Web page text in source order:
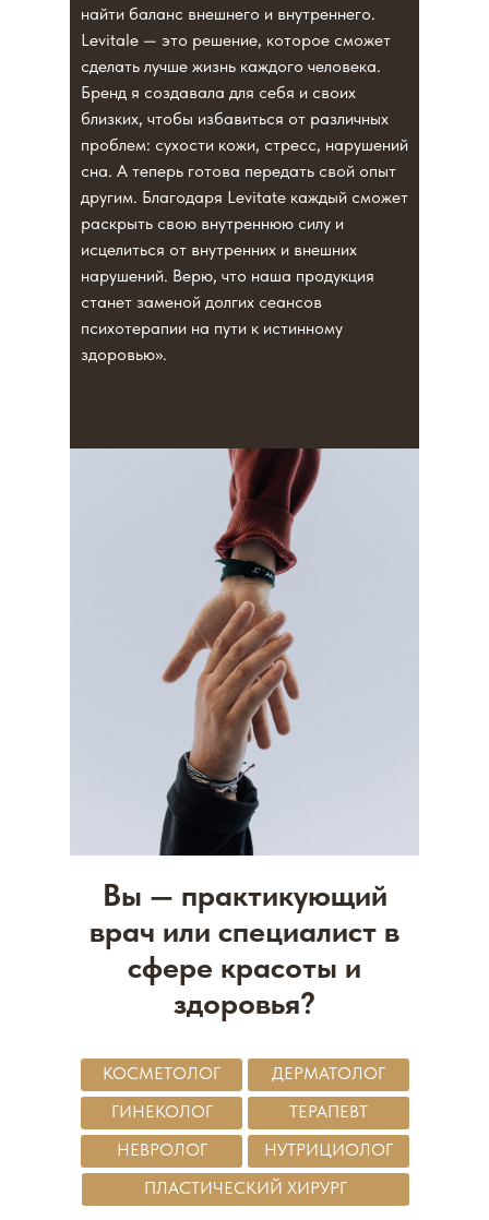
найти баланс внешнего и внутреннего.
Levitale — это решение, которое сможет
сделать лучше жизнь каждого человека.
Бренд я создавала для себя и своих
близких, чтобы избавиться от различных
проблем: сухости кожи, стресс, нарушений
сна. А теперь готова передать свой опыт
другим. Благодаря Levitate каждый сможет
раскрыть свою внутреннюю силу и
исцелиться от внутренних и внешних
нарушений. Верю, что наша продукция
станет заменой долгих сеансов
психотерапии на пути к истинному
здоровью».
Вы — практикующий
врач или специалист в
сфере красоты и
здоровья?
КОСМЕТОЛОГ
ДЕРМАТОЛОГ
ГИНЕКОЛОГ
ТЕРАПЕВТ
НЕВРОЛОГ
НУТРИЦИОЛОГ
ПЛАСТИЧЕСКИЙ ХИРУРГ